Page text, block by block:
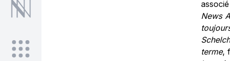
News
terme,